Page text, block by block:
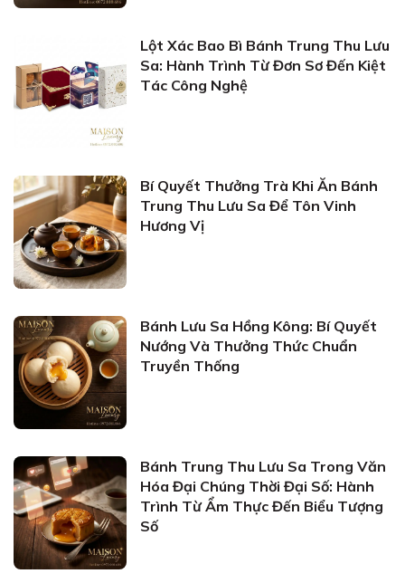
Lột Xác Bao Bì Bánh Trung Thu Lưu
Sa: Hành Trình Từ Đơn Sơ Đến Kiệt
Tác Công Nghệ
Bí Quyết Thưởng Trà Khi Ăn Bánh
Trung Thu Lưu Sa Để Tôn Vinh
Hương Vị
Bánh Lưu Sa Hồng Kông: Bí Quyết
Nướng Và Thưởng Thức Chuẩn
Truyền Thống
Bánh Trung Thu Lưu Sa Trong Văn
Hóa Đại Chúng Thời Đại Số: Hành
Trình Từ Ẩm Thực Đến Biểu Tượng
Số